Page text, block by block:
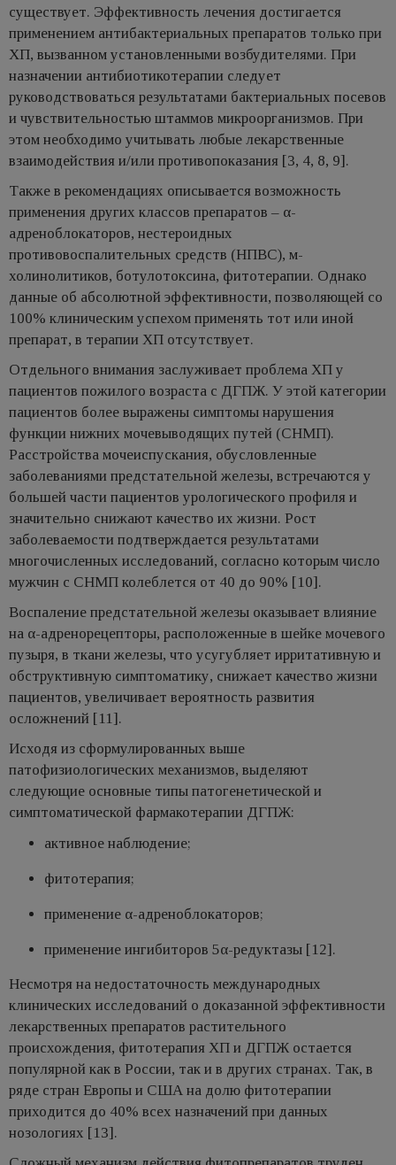
существует. Эффективность лечения достигается
применением антибактериальных препаратов только при
ХП, вызванном установленными возбудителями. При
назначении антибиотикотерапии следует
руководствоваться результатами бактериальных посевов
и чувствительностью штаммов микроорганизмов. При
этом необходимо учитывать любые лекарственные
взаимодействия и/или противопоказания [3, 4, 8, 9].
Также в рекомендациях описывается возможность
применения других классов препаратов – α-
адреноблокаторов, нестероидных
противовоспалительных средств (НПВС), м-
холинолитиков, ботулотоксина, фитотерапии. Однако
данные об абсолютной эффективности, позволяющей со
100% клиническим успехом применять тот или иной
препарат, в терапии ХП отсутствует.
Отдельного внимания заслуживает проблема ХП у
пациентов пожилого возраста с ДГПЖ. У этой категории
пациентов более выражены симптомы нарушения
функции нижних мочевыводящих путей (СНМП).
Расстройства мочеиспускания, обусловленные
заболеваниями предстательной железы, встречаются у
большей части пациентов урологического профиля и
значительно снижают качество их жизни. Рост
заболеваемости подтверждается результатами
многочисленных исследований, согласно которым число
мужчин с СНМП колеблется от 40 до 90% [10].
Воспаление предстательной железы оказывает влияние
на α-адренорецепторы, расположенные в шейке мочевого
пузыря, в ткани железы, что усугубляет ирритативную и
обструктивную симптоматику, снижает качество жизни
пациентов, увеличивает вероятность развития
осложнений [11].
Исходя из сформулированных выше
патофизиологических механизмов, выделяют
следующие основные типы патогенетической и
симптоматической фармакотерапии ДГПЖ:
активное наблюдение;
фитотерапия;
применение α-адреноблокаторов;
применение ингибиторов 5α-редуктазы [12].
Несмотря на недостаточность международных
клинических исследований о доказанной эффективности
лекарственных препаратов растительного
происхождения, фитотерапия ХП и ДГПЖ остается
популярной как в России, так и в других странах. Так, в
ряде стран Европы и США на долю фитотерапии
приходится до 40% всех назначений при данных
нозологиях [13].